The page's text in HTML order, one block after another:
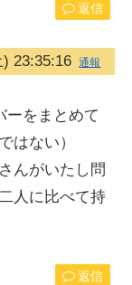
返信
23:35:16 通報
ーをまとめて
はない）
んがいたし問
人に比べて持
返信